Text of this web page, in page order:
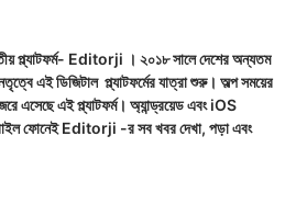
প্ল্যাটফর্ম- Editorji । ২০১৮ সালে দেশের অন্যতম
এই ডিজিটাল প্ল্যাটফর্মের যাত্রা শুরু। অল্প সময়ের
এসেছে এই প্ল্যাটফর্ম। অ্যান্ড্রয়েড এবং iOS
ফোনেই Editorji -র সব খবর দেখা, পড়া এবং